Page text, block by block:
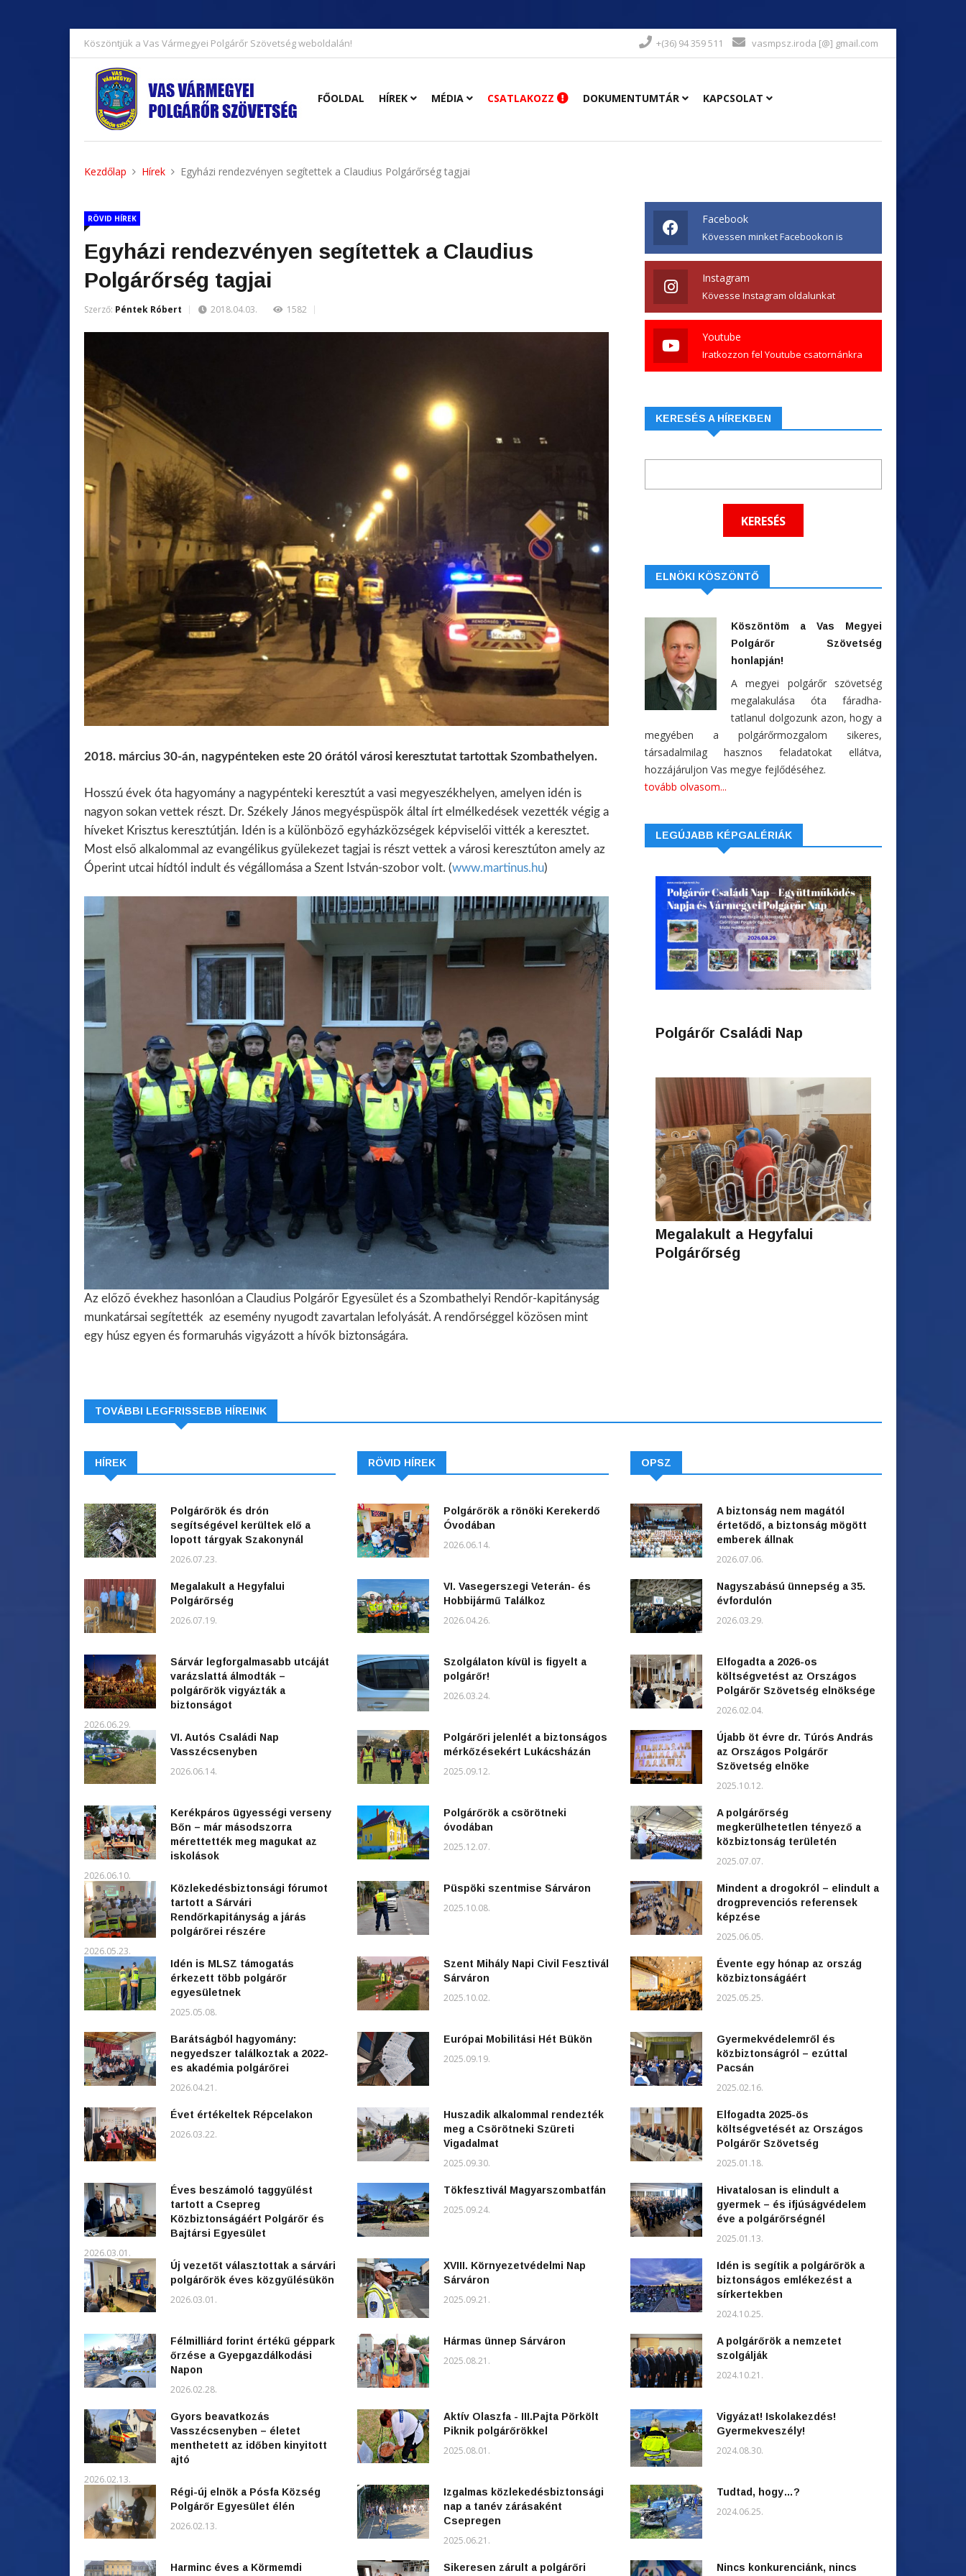
Köszöntjük a Vas Vármegyei Polgárőr Szövetség weboldalán! +(36) 94 359 511 vasmpsz.iroda [@] gmail.com
FŐOLDAL HÍREK MÉDIA CSATLAKOZZ DOKUMENTUMTÁR KAPCSOLAT
Kezdőlap Hírek Egyházi rendezvényen segítettek a Claudius Polgárőrség tagjai
RÖVID HÍREK
Egyházi rendezvényen segítettek a Claudius
Polgárőrség tagjai
Szerző: Péntek Róbert 2018.04.03. 1582
2018. március 30-án, nagypénteken este 20 órától városi keresztutat tartottak Szombathelyen.
Hosszú évek óta hagyomány a nagypénteki keresztút a vasi megyeszékhelyen, amelyen idén is
nagyon sokan vettek részt. Dr. Székely János megyéspüspök által írt elmélkedések vezették végig a
híveket Krisztus keresztútján. Idén is a különböző egyházközségek képviselői vitték a keresztet.
Most első alkalommal az evangélikus gyülekezet tagjai is részt vettek a városi keresztúton amely az
Óperint utcai hídtól indult és végállomása a Szent István-szobor volt. (www.martinus.hu)
Az előző évekhez hasonlóan a Claudius Polgárőr Egyesület és a Szombathelyi Rendőr-kapitányság
munkatársai segítették az esemény nyugodt zavartalan lefolyását. A rendőrséggel közösen mint
egy húsz egyen és formaruhás vigyázott a hívők biztonságára.
Facebook
Kövessen minket Facebookon is
Instagram
Kövesse Instagram oldalunkat
Youtube
Iratkozzon fel Youtube csatornánkra
KERESÉS A HÍREKBEN
ELNÖKI KÖSZÖNTŐ
Köszöntöm a Vas Megyei
Polgárőr Szövetség
honlapján!
A megyei polgárőr szövetség
megalakulása óta fáradha-
tatlanul dolgozunk azon, hogy a
megyében a polgárőrmozgalom sikeres,
társadalmilag hasznos feladatokat ellátva,
hozzájáruljon Vas megye fejlődéséhez.
tovább olvasom...
LEGÚJABB KÉPGALÉRIÁK
Polgárőr Családi Nap
Megalakult a Hegyfalui
Polgárőrség
TOVÁBBI LEGFRISSEBB HÍREINK
HÍREK
Polgárőrök és drón
segítségével kerültek elő a
lopott tárgyak Szakonynál
2026.07.23.
Megalakult a Hegyfalui
Polgárőrség
2026.07.19.
Sárvár legforgalmasabb utcáját
varázslattá álmodták –
polgárőrök vigyázták a
biztonságot
2026.06.29.
VI. Autós Családi Nap
Vasszécsenyben
2026.06.14.
Kerékpáros ügyességi verseny
Bőn – már másodszorra
mérettették meg magukat az
iskolások
2026.06.10.
Közlekedésbiztonsági fórumot
tartott a Sárvári
Rendőrkapitányság a járás
polgárőrei részére
2026.05.23.
Idén is MLSZ támogatás
érkezett több polgárőr
egyesületnek
2025.05.08.
Barátságból hagyomány:
negyedszer találkoztak a 2022-
es akadémia polgárőrei
2026.04.21.
Évet értékeltek Répcelakon
2026.03.22.
Éves beszámoló taggyűlést
tartott a Csepreg
Közbiztonságáért Polgárőr és
Bajtársi Egyesület
2026.03.01.
Új vezetőt választottak a sárvári
polgárőrök éves közgyűlésükön
2026.03.01.
Félmilliárd forint értékű géppark
őrzése a Gyepgazdálkodási
Napon
2026.02.28.
Gyors beavatkozás
Vasszécsenyben – életet
menthetett az időben kinyitott
ajtó
2026.02.13.
Régi-új elnök a Pósfa Község
Polgárőr Egyesület élén
2026.02.13.
Harminc éves a Körmemdi
RÖVID HÍREK
Polgárőrök a rönöki Kerekerdő
Óvodában
2026.06.14.
VI. Vasegerszegi Veterán- és
Hobbijármű Találkoz
2026.04.26.
Szolgálaton kívül is figyelt a
polgárőr!
2026.03.24.
Polgárőri jelenlét a biztonságos
mérkőzésekért Lukácsházán
2025.09.12.
Polgárőrök a csörötneki
óvodában
2025.12.07.
Püspöki szentmise Sárváron
2025.10.08.
Szent Mihály Napi Civil Fesztivál
Sárváron
2025.10.02.
Európai Mobilitási Hét Bükön
2025.09.19.
Huszadik alkalommal rendezték
meg a Csörötneki Szüreti
Vigadalmat
2025.09.30.
Tökfesztivál Magyarszombatfán
2025.09.24.
XVIII. Környezetvédelmi Nap
Sárváron
2025.09.21.
Hármas ünnep Sárváron
2025.08.21.
Aktív Olaszfa - III.Pajta Pörkölt
Piknik polgárőrökkel
2025.08.01.
Izgalmas közlekedésbiztonsági
nap a tanév zárásaként
Csepregen
2025.06.21.
Sikeresen zárult a polgárőri
OPSZ
A biztonság nem magától
értetődő, a biztonság mögött
emberek állnak
2026.07.06.
Nagyszabású ünnepség a 35.
évfordulón
2026.03.29.
Elfogadta a 2026-os
költségvetést az Országos
Polgárőr Szövetség elnöksége
2026.02.04.
Újabb öt évre dr. Túrós András
az Országos Polgárőr
Szövetség elnöke
2025.10.12.
A polgárőrség
megkerülhetetlen tényező a
közbiztonság területén
2025.07.07.
Mindent a drogokról – elindult a
drogprevenciós referensek
képzése
2025.06.05.
Évente egy hónap az ország
közbiztonságáért
2025.05.25.
Gyermekvédelemről és
közbiztonságról – ezúttal
Pacsán
2025.02.16.
Elfogadta 2025-ös
költségvetését az Országos
Polgárőr Szövetség
2025.01.18.
Hivatalosan is elindult a
gyermek – és ifjúságvédelem
éve a polgárőrségnél
2025.01.13.
Idén is segítik a polgárőrök a
biztonságos emlékezést a
sírkertekben
2024.10.25.
A polgárőrök a nemzetet
szolgálják
2024.10.21.
Vigyázat! Iskolakezdés!
Gyermekveszély!
2024.08.30.
Tudtad, hogy…?
2024.06.25.
Nincs konkurenciánk, nincs